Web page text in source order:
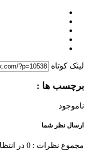
لینک کوتاه
برچسب ها :
ناموجود
ارسال نظر شما
مجموع نظرات : 0 در